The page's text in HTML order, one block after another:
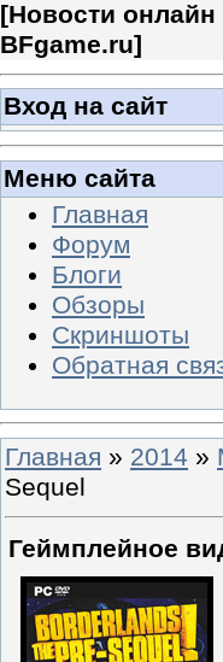
[Новости
BFgame.ru]
Вход на сайт
Меню сайта
Главная
Форум
Блоги
Обзоры
Скриншоты
Обратная
Главная » 2014 »
Sequel
Геймплейное